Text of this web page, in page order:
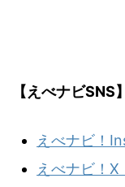
【えべナビ
えべナビ！
えべナビ！X